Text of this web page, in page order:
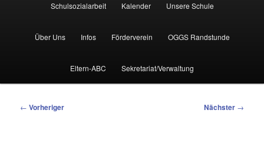
Schulsozialarbeit Kalender Unsere Schule
Über Uns Infos Förderverein OGGS Randstunde
Eltern-ABC Sekretariat/Verwaltung
Beitragsnavigation
← Vorheriger Nächster →